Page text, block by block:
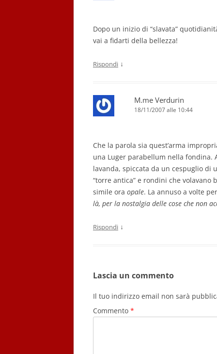
Dopo un inizio di “slavata”
vai a fidarti della bellezza!
Rispondi ↓
M.me Verdurin
18/11/2007 alle 10:44
Che la parola sia quest’arma
una Luger parabellum nella fondina.
lavanda, spiccata da un cespuglio di
“torre antica” e rondini che
simile ora opale. La annuso a volte
là, per la nostalgia delle cose che non
Rispondi ↓
Lascia un commento
Il tuo indirizzo email non sarà
Commento *